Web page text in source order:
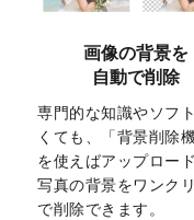
を追
マス
を追
2025/1/15
配置
（pdf
2024/12/24
画像の背景を
自動で削除
専門的な知識やソフ
くても、「背景削除機
を使えばアップロー
写真の背景をワンク
で削除できます。